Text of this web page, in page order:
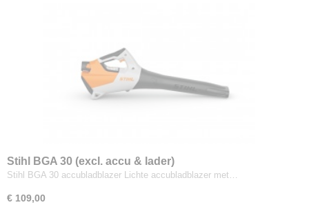
Sneeuwschuivers
Stihl BGA 30 (excl. accu & lader)
Stihl BGA 30 accubladblazer Lichte accubladblazer met…
€ 109,00